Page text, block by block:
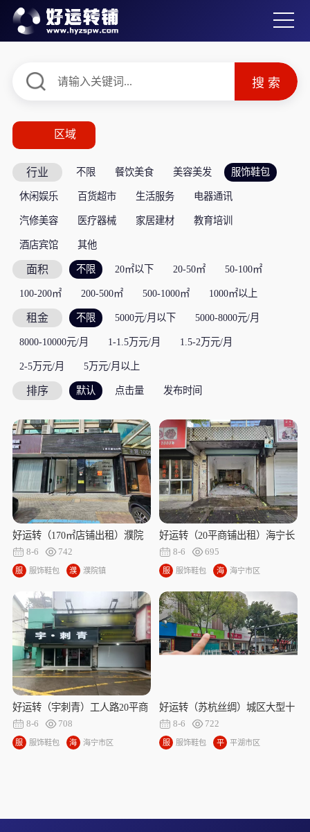
区域
行业 不限 餐饮美食 美容美发 服饰鞋包
休闲娱乐 百货超市 生活服务 电器通讯
汽修美容 医疗器械 家居建材 教育培训
酒店宾馆 其他
面积 不限 20㎡以下 20-50㎡ 50-100㎡
100-200㎡ 200-500㎡ 500-1000㎡ 1000㎡以上
租金 不限 5000元/月以下 5000-8000元/月
8000-10000元/月 1-1.5万元/月 1.5-2万元/月
2-5万元/月 5万元/月以上
排序 默认 点击量 发布时间
好运转（170㎡店铺出租）濮院
毛衫工业重镇、毛衫展厅出租
8-6 742
服
鞋
包
服饰鞋包
濮
镇
濮院镇
好运转（20平商铺出租）海宁长
埭路20平商铺出租、房租1000/
月
8-6 695
服
鞋
包
服饰鞋包
海
市
区
海宁市区
好运转（宇刺青）工人路20平商
铺出租、房租666/月
8-6 708
服
服饰鞋包
海
海宁市区
好运转（苏杭丝绸）城区大型十
字路口纯一层125㎡商铺出租
8-6 722
服
服饰鞋包
平
平湖市区